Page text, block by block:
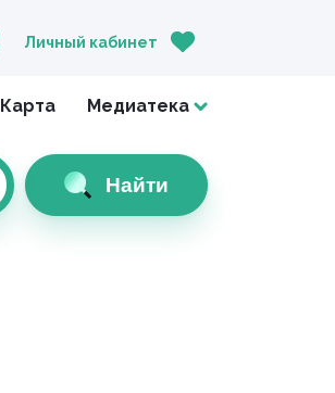
Личный кабинет
Карта Медиатека
Найти